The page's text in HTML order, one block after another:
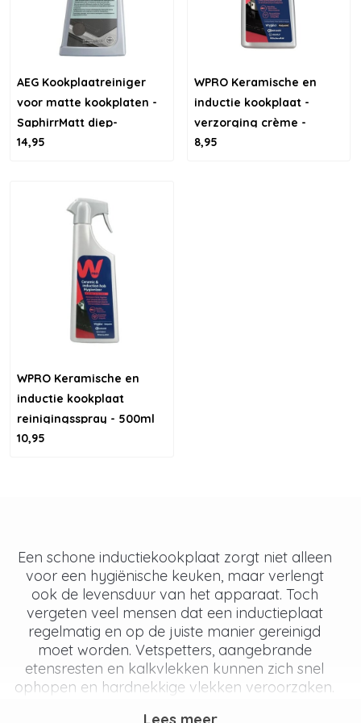
AEG Kookplaatreiniger
voor matte kookplaten -
SaphirrMatt diep-
reinigende formule
14,95
WPRO Keramische en
inductie kookplaat -
verzorging crème -
250ml
8,95
WPRO Keramische en
inductie kookplaat
reinigingsspray - 500ml
10,95
Een schone inductiekookplaat zorgt niet alleen
voor een hygiënische keuken, maar verlengt
ook de levensduur van het apparaat. Toch
vergeten veel mensen dat een inductieplaat
regelmatig en op de juiste manier gereinigd
moet worden. Vetspetters, aangebrande
etensresten en kalkvlekken kunnen zich snel
ophopen en hardnekkige vlekken veroorzaken.
Lees meer